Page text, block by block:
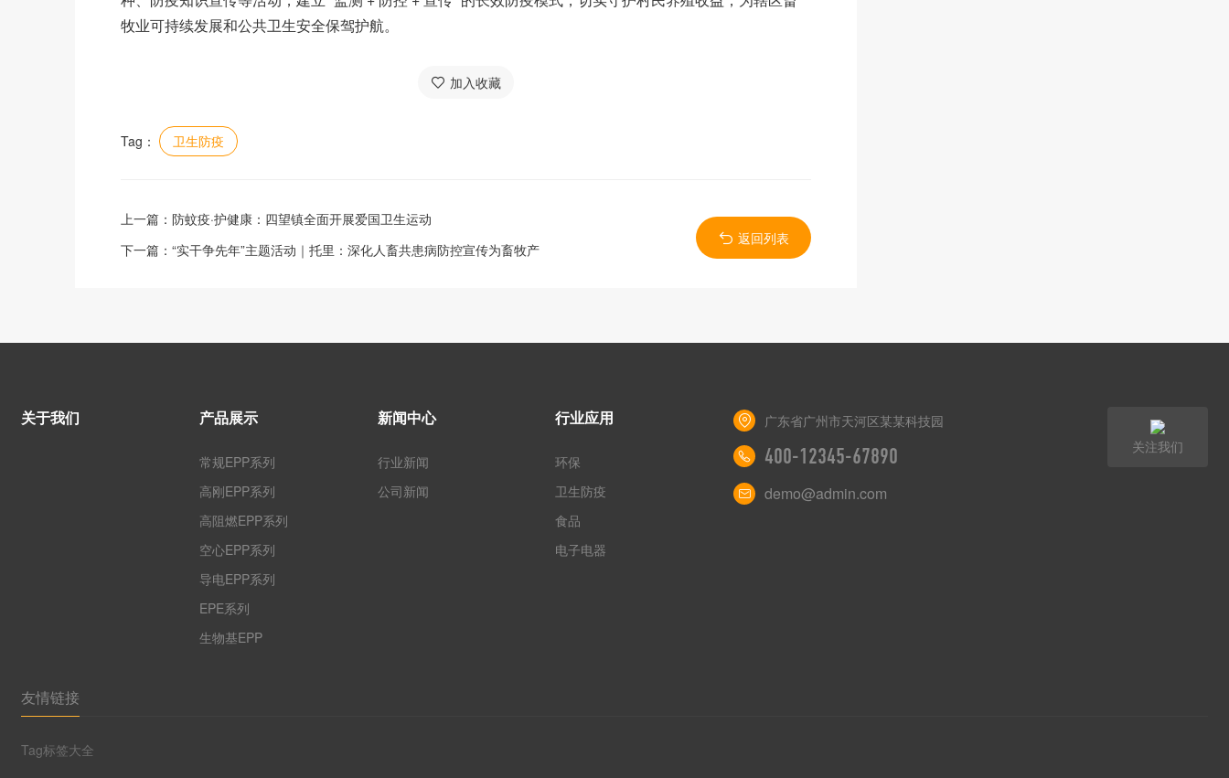
牧业可持续发展和公共卫生安全保驾护航。
加入收藏
Tag： 卫生防疫
上一篇： 防蚊疫·护健康：四望镇全面开展爱国卫生运动
下一篇： “实干争先年”主题活动｜托里：深化人畜共患病防控宣传为畜牧产
返回列表
关于我们 产品展示
常规EPP系列
高刚EPP系列
高阻燃EPP系列
空心EPP系列
导电EPP系列
EPE系列
生物基EPP
新闻中心
行业新闻
公司新闻
行业应用
环保
卫生防疫
食品
电子电器
广东省广州市天河区某某科技园
400-12345-67890
demo@admin.com
关注我们
友情链接
Tag标签大全